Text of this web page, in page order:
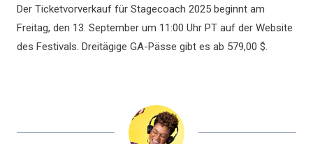
Der Ticketvorverkauf für Stagecoach 2025 beginnt am
Freitag, den 13. September um 11:00 Uhr PT auf der Website
des Festivals. Dreitägige GA-Pässe gibt es ab 579,00 $.